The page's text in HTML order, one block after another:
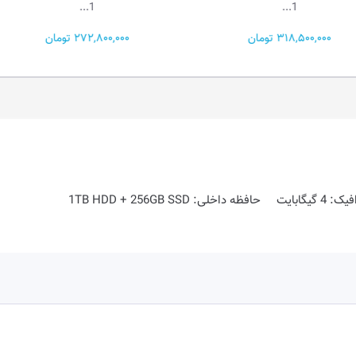
1...
272,800,000 تومان
15...
149,000,000 تومان